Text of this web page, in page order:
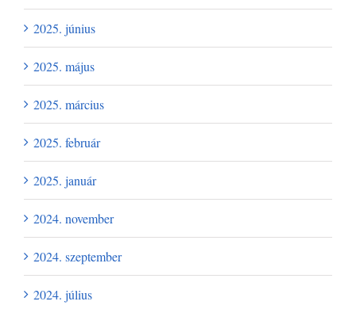
2025. június
2025. május
2025. március
2025. február
2025. január
2024. november
2024. szeptember
2024. július